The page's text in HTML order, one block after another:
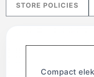
STORE POLICIES
Compact